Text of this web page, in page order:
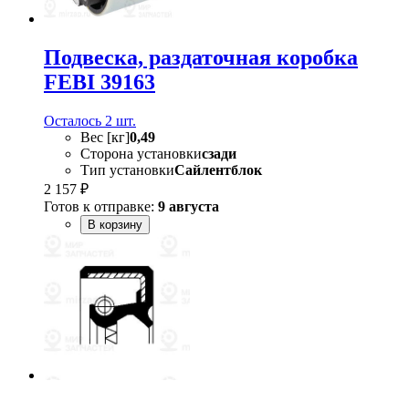
Подвеска, раздаточная коробка
FEBI 39163
Осталось 2 шт.
Вес [кг]0,49
Сторона установкисзади
Тип установкиСайлентблок
2 157 ₽
Готов к отправке: 9 августа
В корзину